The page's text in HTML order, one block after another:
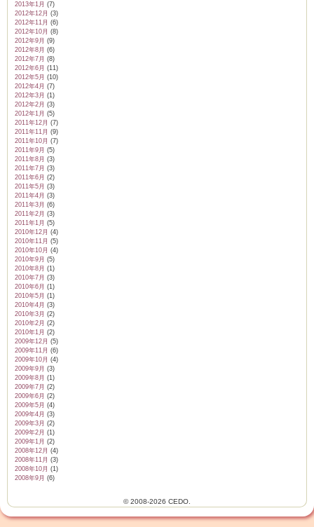
2013年1月 (7)
2012年12月 (3)
2012年11月 (6)
2012年10月 (8)
2012年9月 (9)
2012年8月 (6)
2012年7月 (8)
2012年6月 (11)
2012年5月 (10)
2012年4月 (7)
2012年3月 (1)
2012年2月 (3)
2012年1月 (5)
2011年12月 (7)
2011年11月 (9)
2011年10月 (7)
2011年9月 (5)
2011年8月 (3)
2011年7月 (3)
2011年6月 (2)
2011年5月 (3)
2011年4月 (3)
2011年3月 (6)
2011年2月 (3)
2011年1月 (5)
2010年12月 (4)
2010年11月 (5)
2010年10月 (4)
2010年9月 (5)
2010年8月 (1)
2010年7月 (3)
2010年6月 (1)
2010年5月 (1)
2010年4月 (3)
2010年3月 (2)
2010年2月 (2)
2010年1月 (2)
2009年12月 (5)
2009年11月 (6)
2009年10月 (4)
2009年9月 (3)
2009年8月 (1)
2009年7月 (2)
2009年6月 (2)
2009年5月 (4)
2009年4月 (3)
2009年3月 (2)
2009年2月 (1)
2009年1月 (2)
2008年12月 (4)
2008年11月 (3)
2008年10月 (1)
2008年9月 (6)
© 2008-2026 CEDO.